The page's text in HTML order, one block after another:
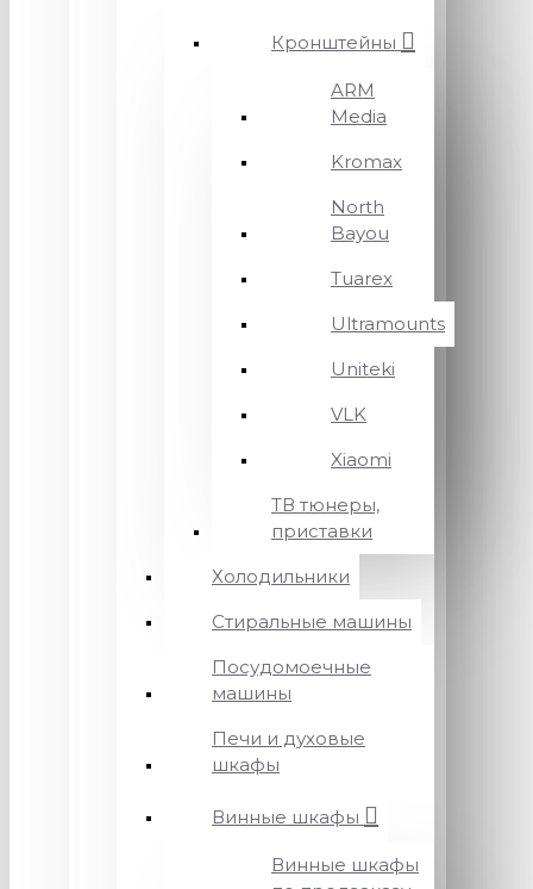
Кронштейны
ARM
Media
Kromax
North
Bayou
Tuarex
Ultramounts
Uniteki
VLK
Xiaomi
ТВ тюнеры,
приставки
Холодильники
Стиральные машины
Посудомоечные
машины
Печи и духовые
шкафы
Винные шкафы
Винные шкафы